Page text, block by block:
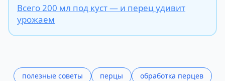
Всего 200 мл под куст — и перец удивит
урожаем
полезные советы перцы
обработка перцев